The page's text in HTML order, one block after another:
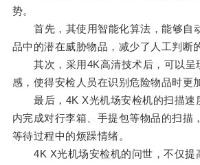
势。
首先，其使用智能化算法，能够自
品中的潜在威胁物品，减少了人工判断
其次，采用4K高清技术后，可以呈
感，使得安检人员在识别危险物品时更
最后，4K X光机场安检机的扫描速
内完成对行李箱、手提包等物品的扫描
等待过程中的烦躁情绪。
4K X光机场安检机的问世，不仅提